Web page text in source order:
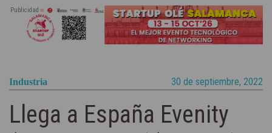
Publicidad
Industria 30 de septiembre, 2022
Llega a España Evenity